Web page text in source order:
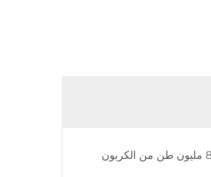
على مدار الـ 10 سنوات الماضية، ساهمت سخانات المياه الشمسية من Sidite في تقليل الانبعاثات الكربونية بمقدار 81.6 مليون طن من الكربون